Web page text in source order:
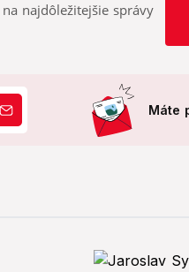
najdôležitejšie správy
Máte